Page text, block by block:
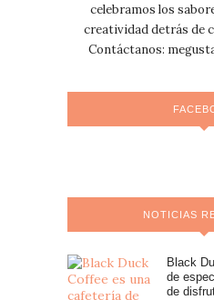
celebramos los
creatividad detrás de
Contáctanos:
NOTICIAS
Black
de
de